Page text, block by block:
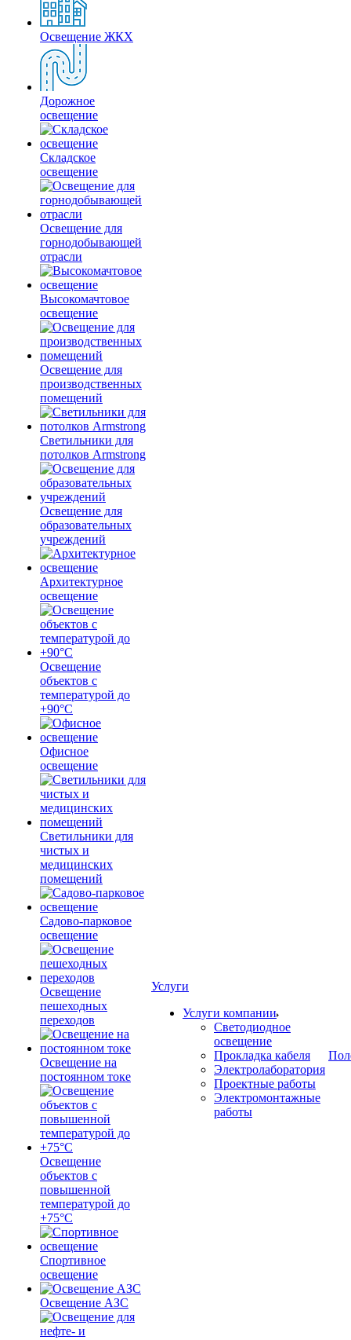
Освещение ЖКХ
Дорожное
освещение
Складское
освещение
Освещение для
горнодобывающей
отрасли
Высокомачтовое
освещение
Освещение для
производственных
помещений
Светильники для
потолков Armstrong
Освещение для
образовательных
учреждений
Архитектурное
освещение
Освещение
объектов с
температурой до
+90°С
Офисное
освещение
Светильники для
чистых и
медицинских
помещений
Садово-парковое
освещение
Освещение
пешеходных
переходов
Освещение на
постоянном токе
Освещение
объектов с
повышенной
температурой до
+75°C
Спортивное
освещение
Освещение АЗС
Услуги
Услуги компании
Светодиодное
освещение
Прокладка кабеля
Электролаборатория
Проектные работы
Электромонтажные
работы